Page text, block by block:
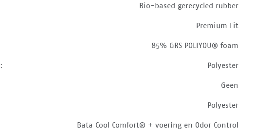
Bio-based gerecycled rubber
Premium Fit
85% GRS POLIYOU® foam
Polyester
Geen
Polyester
Bata Cool Comfort® + voering en Odor Control